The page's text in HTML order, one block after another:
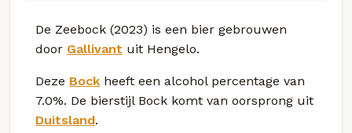
De Zeebock (2023) is een bier gebrouwen
door Gallivant uit Hengelo.
Deze Bock heeft een alcohol percentage van
7.0%. De bierstijl Bock komt van oorsprong uit
Duitsland.